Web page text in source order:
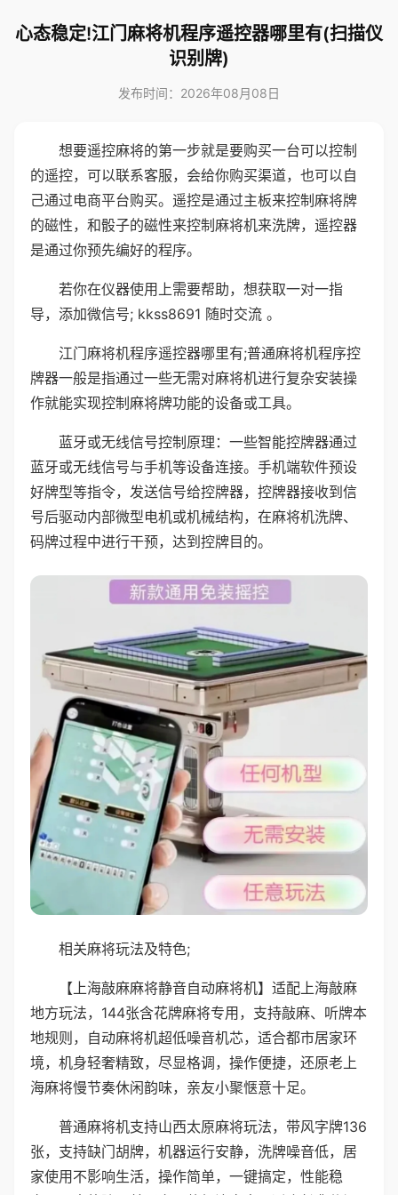
心态稳定!江门麻将机程序遥控器哪里有(扫描仪
识别牌)
发布时间：2026年08月08日
想要遥控麻将的第一步就是要购买一台可以控制
的遥控，可以联系客服，会给你购买渠道，也可以自
己通过电商平台购买。遥控是通过主板来控制麻将牌
的磁性，和骰子的磁性来控制麻将机来洗牌，遥控器
是通过你预先编好的程序。
若你在仪器使用上需要帮助，想获取一对一指
导，添加微信号; kkss8691 随时交流 。
江门麻将机程序遥控器哪里有;普通麻将机程序控
牌器一般是指通过一些无需对麻将机进行复杂安装操
作就能实现控制麻将牌功能的设备或工具。
蓝牙或无线信号控制原理：一些智能控牌器通过
蓝牙或无线信号与手机等设备连接。手机端软件预设
好牌型等指令，发送信号给控牌器，控牌器接收到信
号后驱动内部微型电机或机械结构，在麻将机洗牌、
码牌过程中进行干预，达到控牌目的。
相关麻将玩法及特色;
【上海敲麻麻将静音自动麻将机】适配上海敲麻
地方玩法，144张含花牌麻将专用，支持敲麻、听牌本
地规则，自动麻将机超低噪音机芯，适合都市居家环
境，机身轻奢精致，尽显格调，操作便捷，还原老上
海麻将慢节奏休闲韵味，亲友小聚惬意十足。
普通麻将机支持山西太原麻将玩法，带风字牌136
张，支持缺门胡牌，机器运行安静，洗牌噪音低，居
家使用不影响生活，操作简单，一键搞定，性能稳